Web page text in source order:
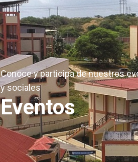
Conoce y participa de nuestros
y sociales
Eventos